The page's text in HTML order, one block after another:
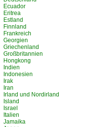
Ecuador
Eritrea
Estland
Finnland
Frankreich
Georgien
Griechenland
Großbritannien
Hongkong
Indien
Indonesien
Irak
Iran
Irland und Nordirland
Island
Israel
Italien
Jamaika